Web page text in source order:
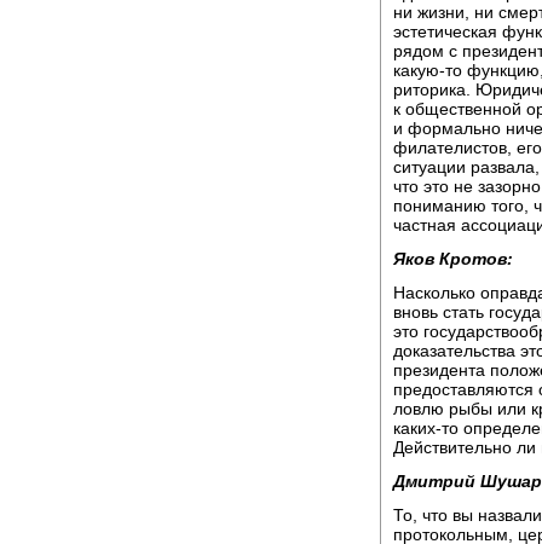
ни жизни, ни
эстетическая
рядом с
какую-то
риторика.
к общественной
и формально
филателистов,
ситуации
что это не
пониманию того,
частная
Яков Кротов:
Насколько
вновь стать
это
доказательства
президента
ловлю рыбы или
каких-то
Действительно
Дмитрий
То, что вы
протокольным,